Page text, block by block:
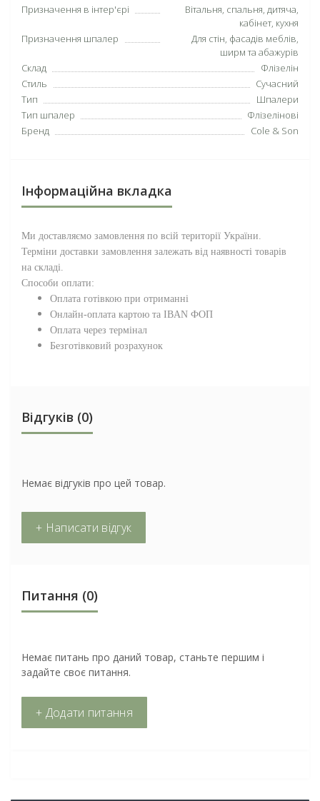
Призначення в інтер'єрі
Вітальня, спальня, дитяча,
кабінет, кухня
Призначення шпалер
Для стін, фасадів меблів,
ширм та абажурів
Склад
Флізелін
Стиль
Сучасний
Тип
Шпалери
Тип шпалер
Флізелінові
Бренд
Cole & Son
Інформаційна вкладка
Ми доставляємо замовлення по всій території України.
Терміни доставки замовлення залежать від наявності товарів
на складі.
Способи оплати:
Оплата готівкою при отриманні
Онлайн-оплата картою та IBAN ФОП
Оплата через термінал
Безготівковий розрахунок
Відгуків (0)
Немає відгуків про цей товар.
+ Написати відгук
Питання (0)
Немає питань про даний товар, станьте першим і
задайте своє питання.
+ Додати питання